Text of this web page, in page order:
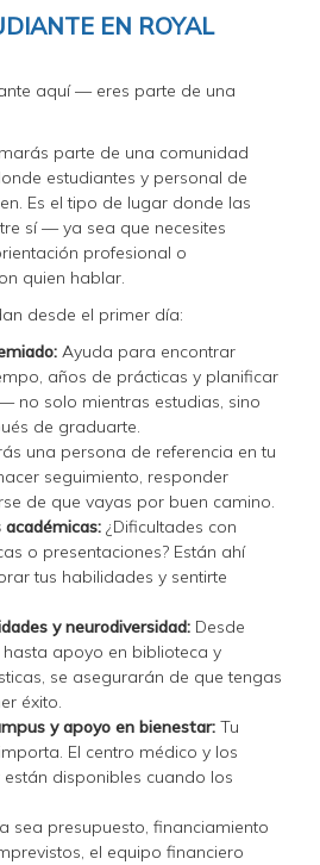
EN ROYAL
aquí — eres parte de una
parte de una comunidad
estudiantes y personal de
Es el tipo de lugar donde las
sí — ya sea que necesites
profesional o
quien hablar.
desde el primer día:
Ayuda para encontrar
años de prácticas y planificar
no solo mientras estudias, sino
de graduarte.
una persona de referencia en tu
seguimiento, responder
de que vayas por buen camino.
académicas: ¿Dificultades con
o presentaciones? Están ahí
tus habilidades y sentirte
y neurodiversidad: Desde
hasta apoyo en biblioteca y
se asegurarán de que tengas
éxito.
y apoyo en bienestar: Tu
El centro médico y los
disponibles cuando los
sea presupuesto, financiamiento
el equipo financiero